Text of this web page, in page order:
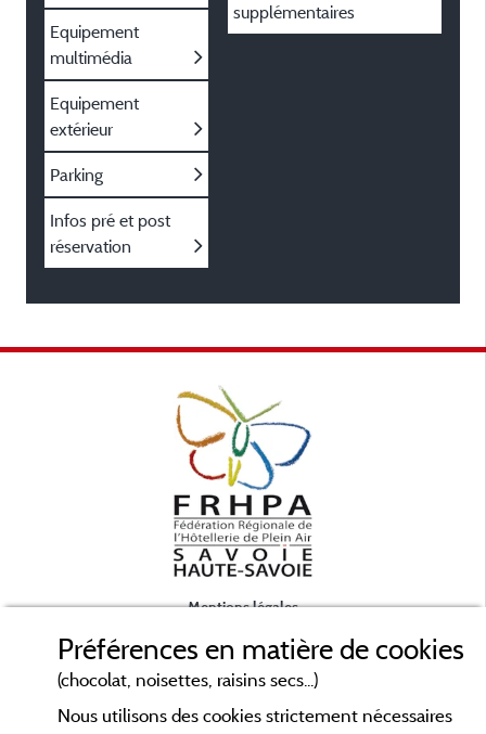
Equipement
multimédia
Equipement
extérieur
Parking
Infos pré et post
réservation
supplémentaires
Mentions légales
Contact
Préférences en matière de cookies
(chocolat, noisettes, raisins secs...)
Nous utilisons des cookies strictement nécessaires